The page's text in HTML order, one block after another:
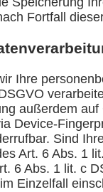
Fortfall
Ihre
außerdem
Device-
Sind
Art. 6 Abs. 1
6 Abs. 1 lit. c
Einzelfall